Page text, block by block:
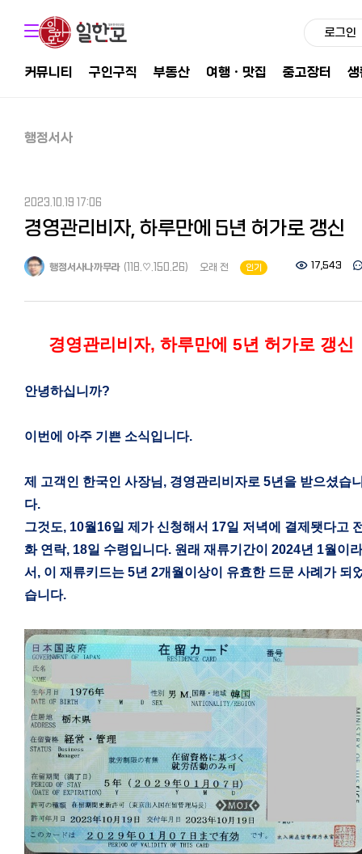
로그인
커뮤니티 구인구직 부동산 여행ㆍ맛집 중고장터
행정서사
2023.10.19 17:06
경영관리비자, 하루만에 5년 허가로 갱신
행정서사나까무라 (118.♡.150.26) 오래 전 인기 17,543
경영관리비자, 하루만에 5년 허가로 갱신
안녕하십니까?
이번에 아주 기쁜 소식입니다.
제 고객인 한국인 사장님, 경영관리비자로 5년을 받으셨습
다.
그것도, 10월 16일 제가 신청해서 17일 저녁에 결제됏다고
화 연락, 18일 수령입니다. 원래 재류기간이 2024년 1월이라
서 , 이 재류키드는 5년 2개월이상이 유효한 드문 사례가 되
습니다.